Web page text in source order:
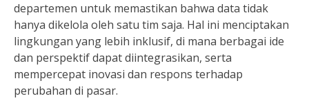
departemen untuk memastikan bahwa data tidak
hanya dikelola oleh satu tim saja. Hal ini menciptakan
lingkungan yang lebih inklusif, di mana berbagai ide
dan perspektif dapat diintegrasikan, serta
mempercepat inovasi dan respons terhadap
perubahan di pasar.